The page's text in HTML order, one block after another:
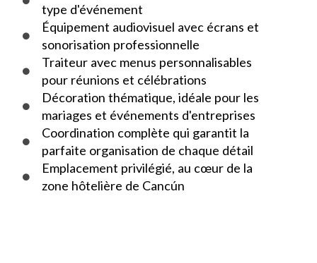
type d'événement
Équipement audiovisuel avec écrans et
sonorisation professionnelle
Traiteur avec menus personnalisables
pour réunions et célébrations
Décoration thématique, idéale pour les
mariages et événements d'entreprises
Coordination complète qui garantit la
parfaite organisation de chaque détail
Emplacement privilégié, au cœur de la
zone hôtelière de Cancún